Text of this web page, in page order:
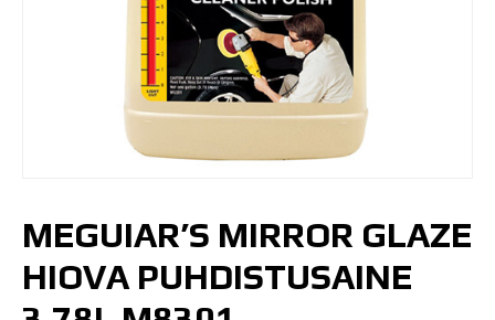
MEGUIAR’S MIRROR GLAZE
HIOVA PUHDISTUSAINE